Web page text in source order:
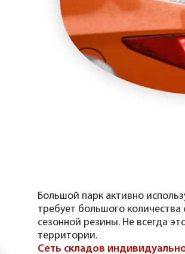
Большой парк активно
требует большого
сезонной резины. Не всегда
территории.
Сеть складов